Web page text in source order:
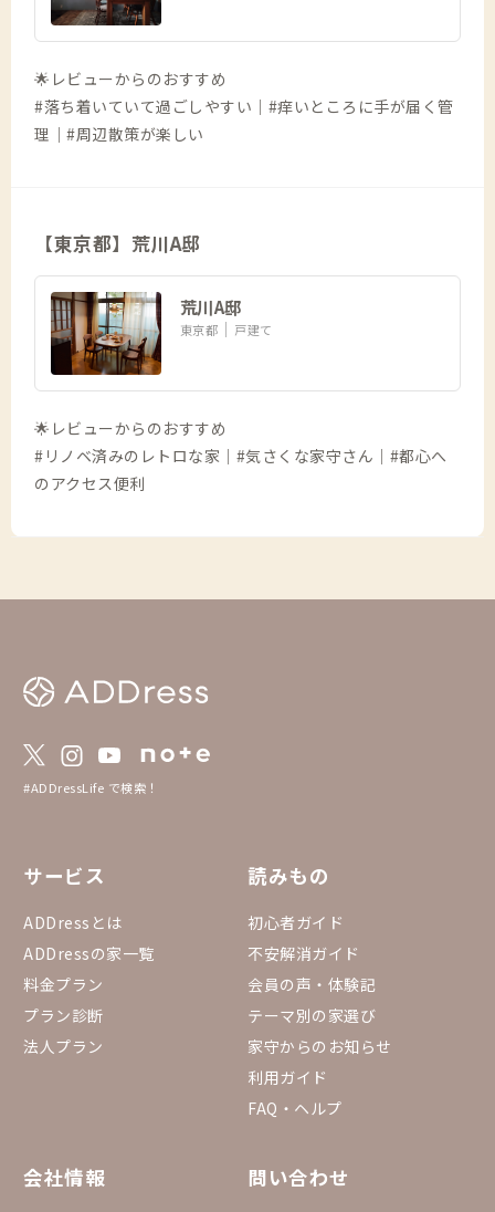
🌟レビューからのおすすめ
#落ち着いていて過ごしやすい｜#痒いところに手が届く管
理｜#周辺散策が楽しい
【東京都】荒川A邸
荒川A邸
東京都 戸建て
🌟レビューからのおすすめ
#リノベ済みのレトロな家｜#気さくな家守さん｜#都心へ
のアクセス便利
#ADDressLife で検索！
サービス
ADDressとは
ADDressの家一覧
料金プラン
プラン診断
法人プラン
読みもの
初心者ガイド
不安解消ガイド
会員の声・体験記
テーマ別の家選び
家守からのお知らせ
利用ガイド
FAQ・ヘルプ
会社情報 問い合わせ